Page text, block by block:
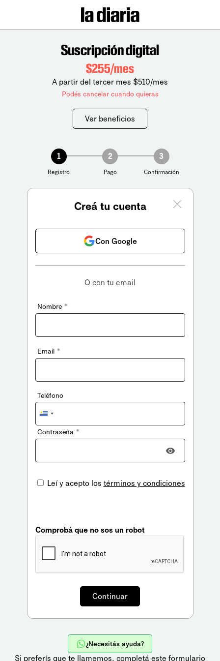
Suscripción digital
$255/mes
A partir del tercer mes $510/mes
Podés cancelar cuando quieras
Ver beneficios
1
Registro
2
Pago
3
Confirmación
Creá tu cuenta
Con Google
O con tu email
Nombre *
Email *
Teléfono
Uruguay
+598
Contraseña *
Leí y acepto los términos y condiciones
Comprobá que no sos un robot
¿Necesitás ayuda?
Si preferís que te llamemos, completá este formulario